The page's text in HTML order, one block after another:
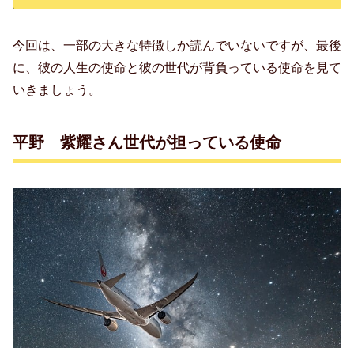
今回は、一部の大きな特徴しか読んでいないですが、最後
に、彼の人生の使命と彼の世代が背負っている使命を見て
いきましょう。
平野 紫耀さん世代が担っている使命